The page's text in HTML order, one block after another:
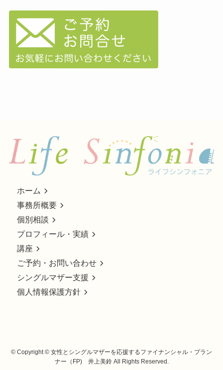
ホーム
事務所概要
個別相談
プロフィール・実績
講座
ご予約・お問い合わせ
シングルマザー支援
個人情報保護方針
© Copyright © 女性とシングルマザーを応援するファイナンシャル・プラン
ナー（FP) 井上美鈴 All Rights Reserved.